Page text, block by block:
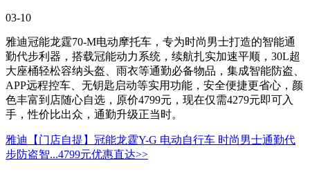
03-10
雅迪冠能龙霆70-M电动摩托车，专为时尚男士打造的智能通
勤代步利器，搭载冠能动力系统，续航扎实加速平顺，30L超
大座桶轻松容纳头盔、雨衣等通勤必备物品，集成智能防盗、
APP远程控车、无钥匙启动等实用功能，安全便捷更省心，颜
色丰富到店随心自选，原价4799元，现在仅需4279元即可入
手，性价比出众，通勤升级正当时。
雅迪【门店自提】冠能龙霆Y-G 电动自行车 时尚男士通勤代
步防盗智...4799元优惠直达>>